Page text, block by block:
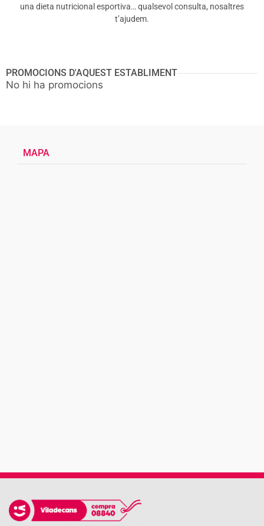
una dieta nutricional esportiva… qualsevol consulta, nosaltres
t’ajudem.
PROMOCIONS D'AQUEST ESTABLIMENT
No hi ha promocions
MAPA